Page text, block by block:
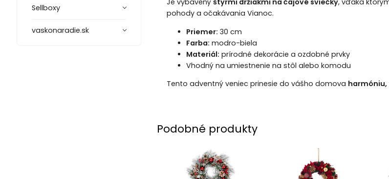
Sellboxy
vaskonaradie.sk
Je vybavený štyrmi držiakmi na čajové sviečky, vďaka
pohody a očakávania Vianoc.
Priemer: 30 cm
Farba: modro-biela
Materiál: prírodné dekorácie a ozdobné prvky
Vhodný na umiestnenie na stôl alebo komodu
Tento adventný veniec prinesie do vášho domova harmóniu,
Podobné produkty